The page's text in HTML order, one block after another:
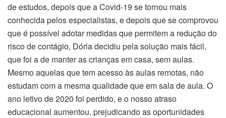
de estudos, depois que a Covid-19 se tornou mais
conhecida pelos especialistas, e depois que se comprovou
que é possível adotar medidas que permitem a redução do
risco de contágio, Dória decidiu pela solução mais fácil,
que foi a de manter as crianças em casa, sem aulas.
Mesmo aquelas que tem acesso às aulas remotas, não
estudam com a mesma qualidade que em sala de aula. O
ano letivo de 2020 foi perdido, e o nosso atraso
educacional aumentou, prejudicando as oportunidades